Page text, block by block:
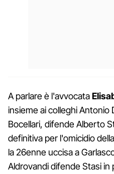
A parlare è l'avvocata
insieme ai colleghi Antonio
Bocellari, difende Alberto
definitiva per l'omicidio
la 26enne uccisa a
Aldrovandi difende Stasi